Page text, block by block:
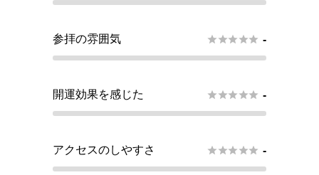
参拝の雰囲気  -
開運効果を感じた  -
アクセスのしやすさ  -